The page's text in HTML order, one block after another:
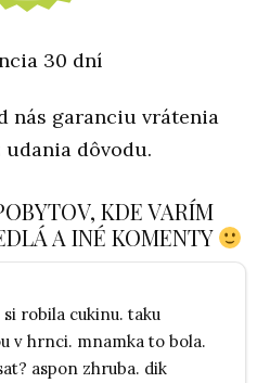
30 dní
nás garanciu vrátenia
udania dôvodu.
KDE VARÍM
A INÉ KOMENTY
robila cukinu. taku
v hrnci. mnamka to bola.
aspon zhruba. dik